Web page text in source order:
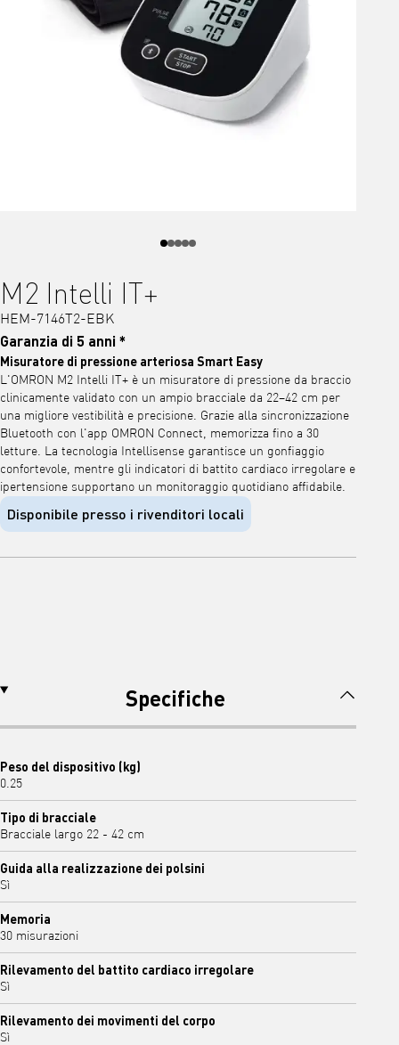
M2 Intelli IT+
HEM-7146T2-EBK
Garanzia di 5 anni *
Misuratore di pressione arteriosa Smart Easy
L'OMRON M2 Intelli IT+ è un misuratore di pressione da braccio
clinicamente validato con un ampio bracciale da 22–42 cm per
una migliore vestibilità e precisione. Grazie alla sincronizzazione
Bluetooth con l'app OMRON Connect, memorizza fino a 30
letture. La tecnologia Intellisense garantisce un gonfiaggio
confortevole, mentre gli indicatori di battito cardiaco irregolare e
ipertensione supportano un monitoraggio quotidiano affidabile.
Disponibile presso i rivenditori locali
Specifiche
Peso del dispositivo (kg)
0.25
Tipo di bracciale
Bracciale largo 22 - 42 cm
Guida alla realizzazione dei polsini
Sì
Memoria
30 misurazioni
Rilevamento del battito cardiaco irregolare
Sì
Rilevamento dei movimenti del corpo
Sì